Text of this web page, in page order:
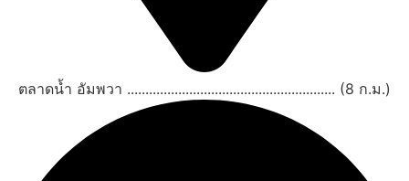
ตลาดน้ำ อัมพวา ......................................................... (8 ก.ม.)